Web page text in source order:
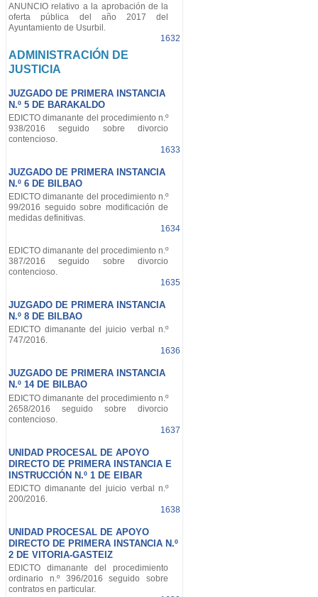
ANUNCIO relativo a la aprobación de la
oferta pública del año 2017 del
Ayuntamiento de Usurbil.
1632
ADMINISTRACIÓN DE
JUSTICIA
JUZGADO DE PRIMERA INSTANCIA
N.º 5 DE BARAKALDO
EDICTO dimanante del procedimiento n.º
938/2016 seguido sobre divorcio
contencioso.
1633
JUZGADO DE PRIMERA INSTANCIA
N.º 6 DE BILBAO
EDICTO dimanante del procedimiento n.º
99/2016 seguido sobre modificación de
medidas definitivas.
1634
EDICTO dimanante del procedimiento n.º
387/2016 seguido sobre divorcio
contencioso.
1635
JUZGADO DE PRIMERA INSTANCIA
N.º 8 DE BILBAO
EDICTO dimanante del juicio verbal n.º
747/2016.
1636
JUZGADO DE PRIMERA INSTANCIA
N.º 14 DE BILBAO
EDICTO dimanante del procedimiento n.º
2658/2016 seguido sobre divorcio
contencioso.
1637
UNIDAD PROCESAL DE APOYO
DIRECTO DE PRIMERA INSTANCIA E
INSTRUCCIÓN N.º 1 DE EIBAR
EDICTO dimanante del juicio verbal n.º
200/2016.
1638
UNIDAD PROCESAL DE APOYO
DIRECTO DE PRIMERA INSTANCIA N.º
2 DE VITORIA-GASTEIZ
EDICTO dimanante del procedimiento
ordinario n.º 396/2016 seguido sobre
contratos en particular.